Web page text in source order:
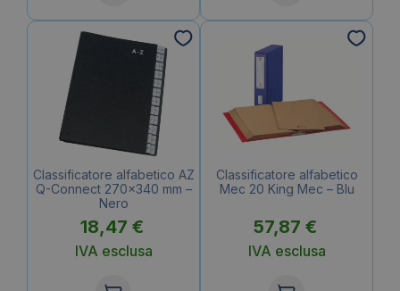
Classificatore alfabetico AZ
Q-Connect 270×340 mm –
Nero
18,47 €
IVA esclusa
Classificatore alfabetico
Mec 20 King Mec – Blu
57,87 €
IVA esclusa